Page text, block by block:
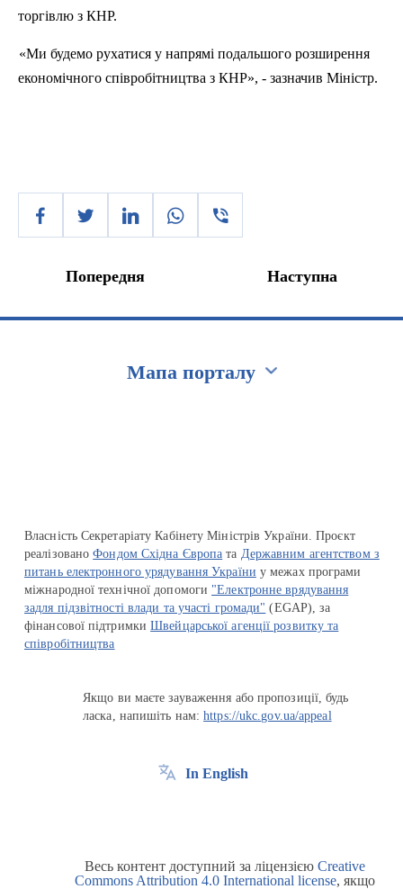
торгівлю з КНР.
«Ми будемо рухатися у напрямі подальшого розширення
економічного співробітництва з КНР», - зазначив Міністр.
Попередня Наступна
Мапа порталу
Власність Секретаріату Кабінету Міністрів України. Проєкт
реалізованоФондом Східна Європа та Державним агентством з
питань електронного урядування України у межах програми
міжнародної технічної допомоги "Електронне врядування
задля підзвітності влади та участі громади" (EGAP), за
фінансової підтримкиШвейцарської агенції розвитку та
співробітництва
Якщо ви маєте зауваження або пропозиції, будь
ласка, напишіть нам:https://ukc.gov.ua/appeal
In English
Весь контент доступний за ліцензією Creative
Commons Attribution 4.0 International license, якщо